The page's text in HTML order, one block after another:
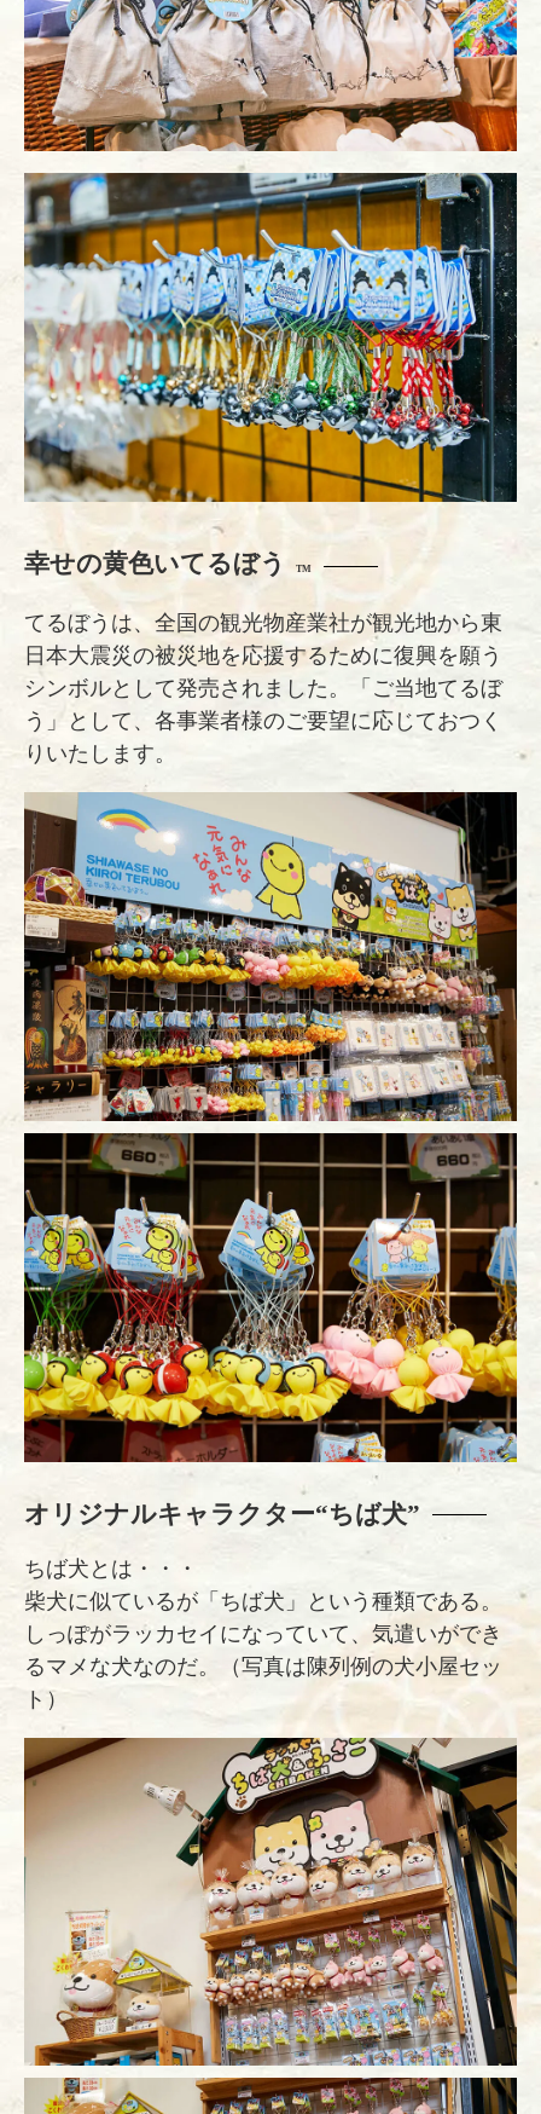
幸せの黄色いてるぼう TM
てるぼうは、全国の観光物産業社が観光地から東
日本大震災の被災地を応援するために復興を願う
シンボルとして発売されました。「ご当地てるぼ
う」として、各事業者様のご要望に応じておつく
りいたします。
オリジナルキャラクター“ちば犬”
ちば犬とは・・・
柴犬に似ているが「ちば犬」という種類である。
しっぽがラッカセイになっていて、気遣いができ
るマメな犬なのだ。（写真は陳列例の犬小屋セッ
ト）